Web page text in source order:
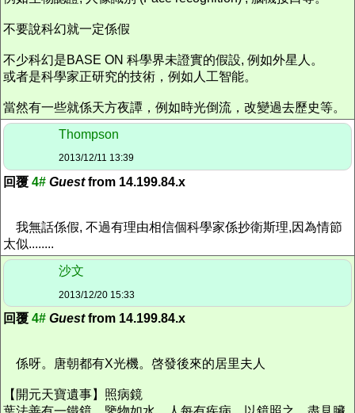
不要說科幻就一定係假
不少科幻是BASE ON 科學界未證實的假設, 例如外星人。
或者是科學家正研究的技術，例如人工智能。
當然有一些就係天方夜譚，例如時光倒流，改變過去歷史等。
Thompson
2013/12/11 13:39
回覆 4# Guestfrom 14.199.84.x
我無話係假, 不過有理由相信個科學家係抄衛斯理,因為情節
太似........
沙文
2013/12/20 15:33
回覆 4# Guestfrom 14.199.84.x
係呀。唐朝都有X光機。啓發後來的居里夫人
【開元天寶遺事】照病鏡